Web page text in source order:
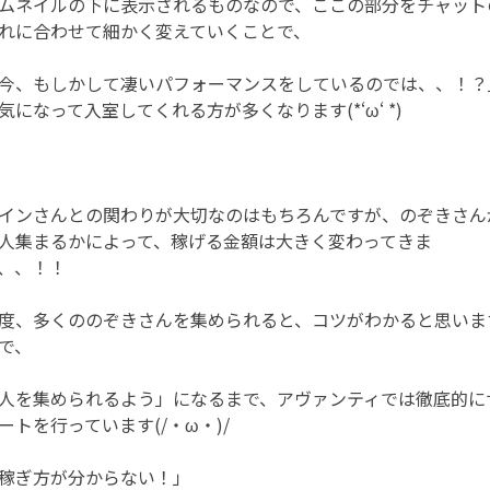
に合わせて細かく変えていくことで、
今、もしかして凄いパフォーマンスをしているのでは、、！
になって入室してくれる方が多くなります(*‘ω‘ *)
ンさんとの関わりが大切なのはもちろんですが、のぞきさ
集まるかによって、稼げる金額は大きく変わってきま
、！！
、多くののぞきさんを集められると、コツがわかると思い
、
人を集められるよう」になるまで、アヴァンティでは徹底的
トを行っています(/・ω・)/
稼ぎ方が分からない！」